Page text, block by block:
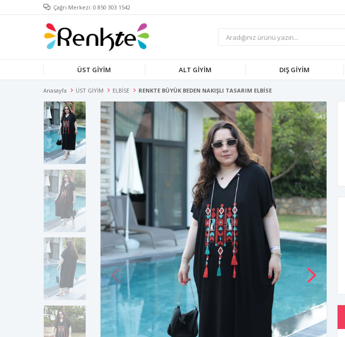
Çağrı Merkezi: 0 850 303 1542
ÜST GİYİM ALT GİYİM DIŞ GİYİM
Anasayfa ÜST GİYİM ELBİSE RENKTE BÜYÜK BEDEN NAKIŞLI TASARIM ELBİSE